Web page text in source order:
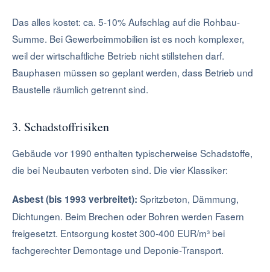
Das alles kostet: ca. 5-10% Aufschlag auf die Rohbau-
Summe. Bei Gewerbeimmobilien ist es noch komplexer,
weil der wirtschaftliche Betrieb nicht stillstehen darf.
Bauphasen müssen so geplant werden, dass Betrieb und
Baustelle räumlich getrennt sind.
3. Schadstoffrisiken
Gebäude vor 1990 enthalten typischerweise Schadstoffe,
die bei Neubauten verboten sind. Die vier Klassiker:
Asbest (bis 1993 verbreitet): Spritzbeton, Dämmung,
Dichtungen. Beim Brechen oder Bohren werden Fasern
freigesetzt. Entsorgung kostet 300-400 EUR/m³ bei
fachgerechter Demontage und Deponie-Transport.